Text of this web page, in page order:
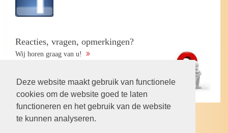
Deze website maakt gebruik van functionele
cookies om de website goed te laten
functioneren en het gebruik van de website
te kunnen analyseren.
Reacties, vragen, opmerkingen?
Wij horen graag van u!
Volg ons op: